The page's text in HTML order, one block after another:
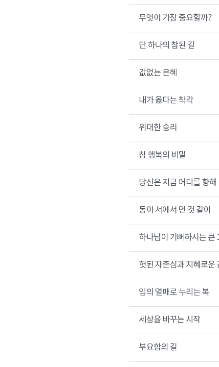
무엇이 가장 중요할까?
단 하나의 참된 길
값없는 은혜
내가 옳다는 착각
위대한 승리
참 행복의 비밀
당신은 지금 어디를 향
동이 서에서 먼 것 같이
하나님이 기뻐하시는 큰
헛된 자존심과 지혜로운
입의 열매로 누리는 복
세상을 바꾸는 시작
부요함의 길